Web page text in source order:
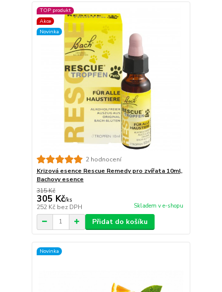
TOP produkt
Akce
Novinka
2 hodnocení
Krizová esence Rescue Remedy pro zvířata 10ml,
Bachovy esence
315 Kč
305 Kč/ks
252 Kč bez DPH Skladem v e-shopu
Přidat do košíku
Novinka